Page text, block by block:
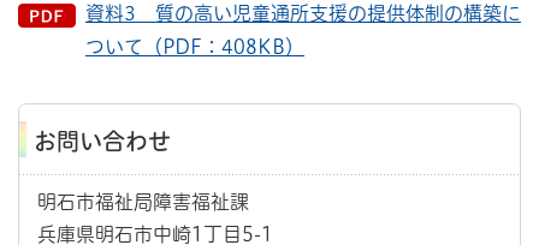
資料3 質の高い児童通所支援の提供体制の構築に
ついて（PDF：408KB）
お問い合わせ
明石市福祉局障害福祉課
兵庫県明石市中崎1丁目5-1